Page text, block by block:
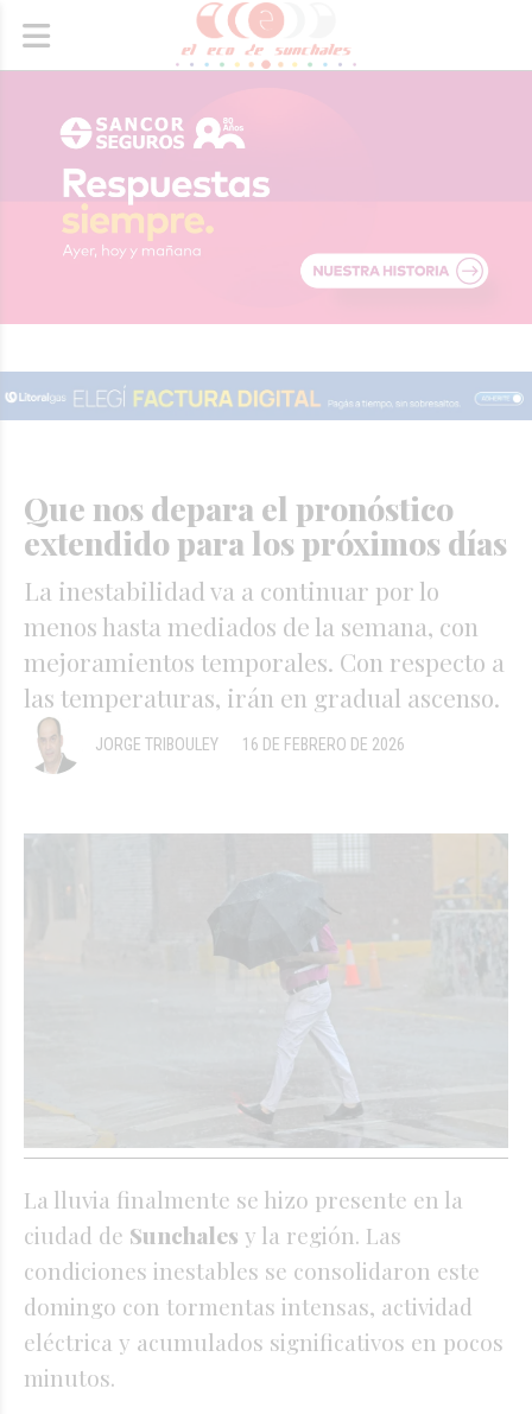
Que nos depara el pronóstico
extendido para los próximos días
La inestabilidad va a continuar por lo
menos hasta mediados de la semana, con
mejoramientos temporales. Con respecto a
las temperaturas, irán en gradual ascenso.
16 DE FEBRERO DE 2026
JORGE TRIBOULEY
La lluvia finalmente se hizo presente en la
ciudad de Sunchales y la región. Las
condiciones inestables se consolidaron este
domingo con tormentas intensas, actividad
eléctrica y acumulados significativos en pocos
minutos.